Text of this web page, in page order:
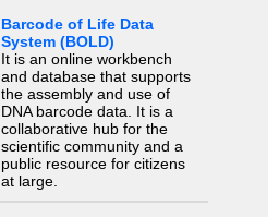
Barcode of Life Data
System (BOLD)
It is an online workbench
and database that supports
the assembly and use of
DNA barcode data. It is a
collaborative hub for the
scientific community and a
public resource for citizens
at large.